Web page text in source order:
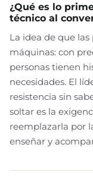
¿Qué es lo
técnico al
La idea de que
máquinas: con
personas tienen
necesidades. El
resistencia sin
soltar es la
reemplazarla por
enseñar y